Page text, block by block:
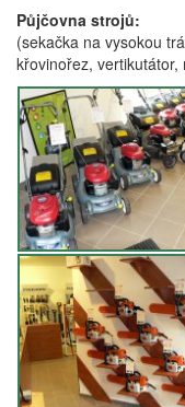
Půjčovna strojů:
(sekačka na vysokou
křovinořez,